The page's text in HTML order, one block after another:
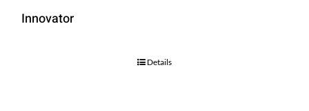
Innovator
Details